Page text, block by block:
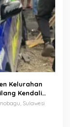
Kelurahan
Kendali
Sulawesi